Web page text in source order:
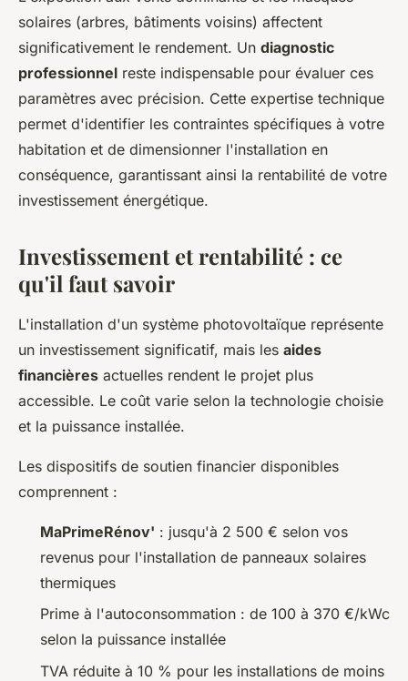
solaires (arbres, bâtiments voisins) affectent
significativement le rendement. Un diagnostic
professionnel reste indispensable pour évaluer ces
paramètres avec précision. Cette expertise technique
permet d'identifier les contraintes spécifiques à votre
habitation et de dimensionner l'installation en
conséquence, garantissant ainsi la rentabilité de votre
investissement énergétique.
Investissement et rentabilité : ce
qu'il faut savoir
L'installation d'un système photovoltaïque représente
un investissement significatif, mais les aides
financières actuelles rendent le projet plus
accessible. Le coût varie selon la technologie choisie
et la puissance installée.
Les dispositifs de soutien financier disponibles
comprennent :
MaPrimeRénov' : jusqu'à 2 500 € selon vos
revenus pour l'installation de panneaux solaires
thermiques
Prime à l'autoconsommation : de 100 à 370 €/kWc
selon la puissance installée
TVA réduite à 10 % pour les installations de moins